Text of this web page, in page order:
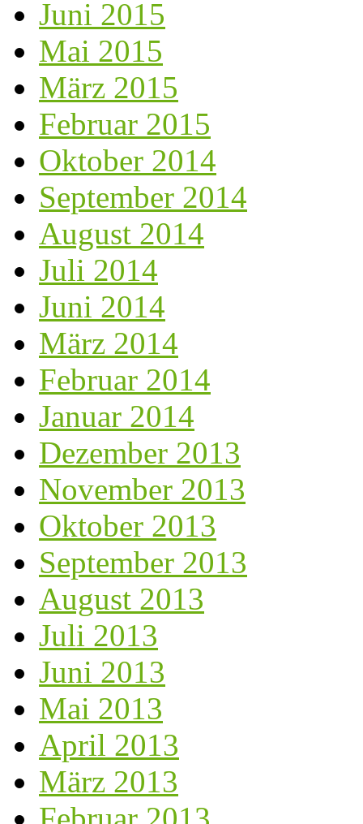
Juni 2015
Mai 2015
März 2015
Februar 2015
Oktober 2014
September 2014
August 2014
Juli 2014
Juni 2014
März 2014
Februar 2014
Januar 2014
Dezember 2013
November 2013
Oktober 2013
September 2013
August 2013
Juli 2013
Juni 2013
Mai 2013
April 2013
März 2013